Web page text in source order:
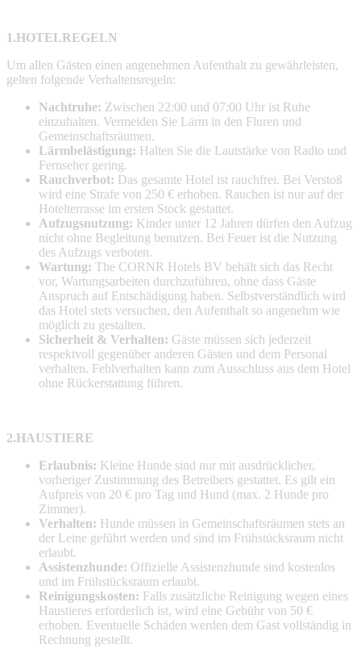
1.HOTELREGELN
Um allen Gästen einen angenehmen Aufenthalt zu gewährleisten,
gelten folgende Verhaltensregeln:
Nachtruhe: Zwischen 22:00 und 07:00 Uhr ist Ruhe
einzuhalten. Vermeiden Sie Lärm in den Fluren und
Gemeinschaftsräumen.
Lärmbelästigung: Halten Sie die Lautstärke von Radio und
Fernseher gering.
Rauchverbot: Das gesamte Hotel ist rauchfrei. Bei Verstoß
wird eine Strafe von 250 € erhoben. Rauchen ist nur auf der
Hotelterrasse im ersten Stock gestattet.
Aufzugsnutzung: Kinder unter 12 Jahren dürfen den Aufzug
nicht ohne Begleitung benutzen. Bei Feuer ist die Nutzung
des Aufzugs verboten.
Wartung: The CORNR Hotels BV behält sich das Recht
vor, Wartungsarbeiten durchzuführen, ohne dass Gäste
Anspruch auf Entschädigung haben. Selbstverständlich wird
das Hotel stets versuchen, den Aufenthalt so angenehm wie
möglich zu gestalten.
Sicherheit & Verhalten: Gäste müssen sich jederzeit
respektvoll gegenüber anderen Gästen und dem Personal
verhalten. Fehlverhalten kann zum Ausschluss aus dem Hotel
ohne Rückerstattung führen.
2.HAUSTIERE
Erlaubnis: Kleine Hunde sind nur mit ausdrücklicher,
vorheriger Zustimmung des Betreibers gestattet. Es gilt ein
Aufpreis von 20 € pro Tag und Hund (max. 2 Hunde pro
Zimmer).
Verhalten: Hunde müssen in Gemeinschaftsräumen stets an
der Leine geführt werden und sind im Frühstücksraum nicht
erlaubt.
Assistenzhunde: Offizielle Assistenzhunde sind kostenlos
und im Frühstücksraum erlaubt.
Reinigungskosten: Falls zusätzliche Reinigung wegen eines
Haustieres erforderlich ist, wird eine Gebühr von 50 €
erhoben. Eventuelle Schäden werden dem Gast vollständig in
Rechnung gestellt.